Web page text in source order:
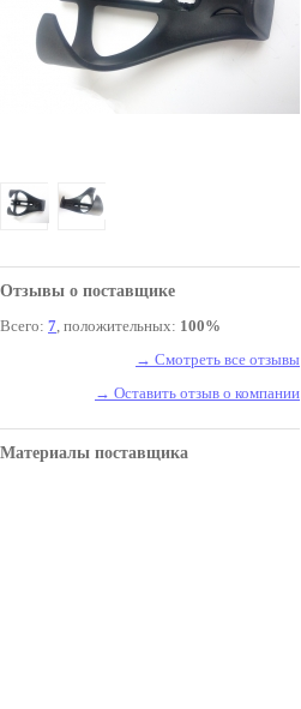
Отзывы о поставщике
Всего: 7, положительных: 100%
→ Смотреть все отзывы
→ Оставить отзыв о компании
Материалы поставщика